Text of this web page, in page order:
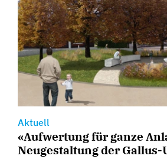
Aktuell
«Aufwertung für ganze
Neugestaltung der Gallus-